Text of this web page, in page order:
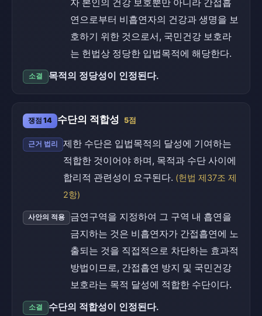
자 본인의 건강 보호뿐만 아니라 간접흡
연으로부터 비흡연자의 건강과 생명을 보
호하기 위한 것으로서, 국민건강 보호라
는 헌법상 정당한 입법목적에 해당한다.
소결 목적의 정당성이 인정된다.
쟁점 14 수단의 적합성 5점
근거 법리
제한 수단은 입법목적의 달성에 기여하는
적합한 것이어야 하며, 목적과 수단 사이에
합리적 관련성이 요구된다. (헌법 제37조 제
2항)
사안의 적용
금연구역을 지정하여 그 구역 내 흡연을
금지하는 것은 비흡연자가 간접흡연에 노
출되는 것을 직접적으로 차단하는 효과적
방법이므로, 간접흡연 방지 및 국민건강
보호라는 목적 달성에 적합한 수단이다.
소결 수단의 적합성이 인정된다.